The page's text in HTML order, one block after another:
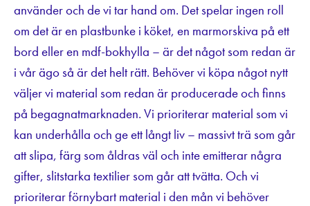
använder och de vi tar hand om. Det spelar ingen roll
om det är en plastbunke i köket, en marmorskiva på ett
bord eller en mdf-bokhylla – är det något som redan är
i vår ägo så är det helt rätt. Behöver vi köpa något nytt
väljer vi material som redan är producerade och finns
på begagnatmarknaden. Vi prioriterar material som vi
kan underhålla och ge ett långt liv – massivt trä som går
att slipa, färg som åldras väl och inte emitterar några
gifter, slitstarka textilier som går att tvätta. Och vi
prioriterar förnybart material i den mån vi behöver